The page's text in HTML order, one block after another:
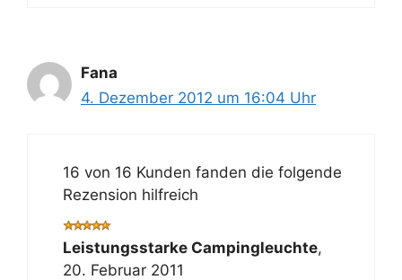
Fana
4. Dezember 2012 um 16:04 Uhr
16 von 16 Kunden fanden die folgende
Rezension hilfreich
Leistungsstarke Campingleuchte,
20. Februar 2011